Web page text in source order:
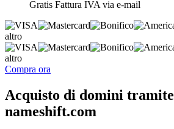
Gratis Fattura IVA via e-mail
altro
altro
Compra ora
Acquisto di domini tramite
nameshift.com